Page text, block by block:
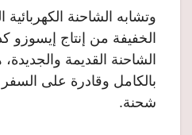
الخفيفة من إنتاج إيسوزو
الشاحنة القديمة والجديدة،
شحنة.